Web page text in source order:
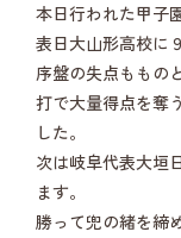
本日行われた甲子
表日大山形高校に
序盤の失点ももの
打で大量得点を奪
した。
次は岐阜代表大垣
ます。
勝って兜の緒を締